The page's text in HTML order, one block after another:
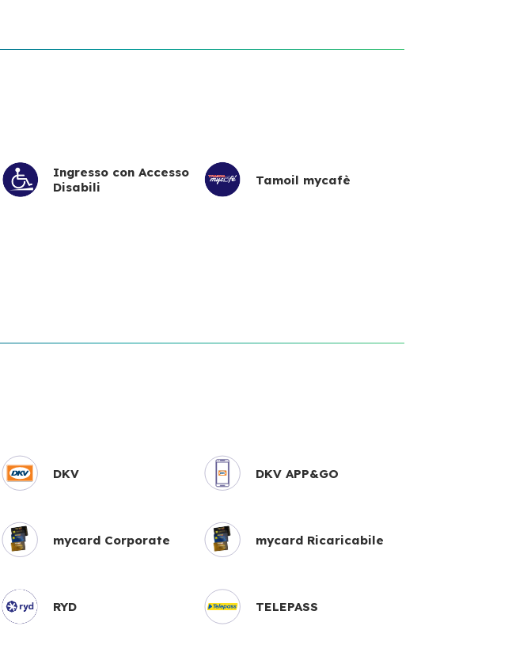
Ingresso con Accesso
Disabili
Tamoil mycafè
DKV DKV APP&GO
mycard Corporate mycard Ricaricabile
RYD TELEPASS